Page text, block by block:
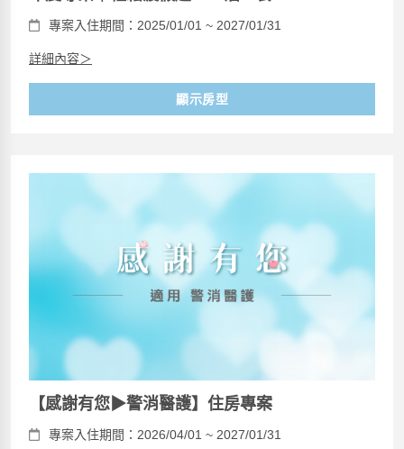
專案入住期間：2025/01/01 ~ 2027/01/31
詳細內容＞
顯示房型
【感謝有您▶警消醫護】住房專案
專案入住期間：2026/04/01 ~ 2027/01/31